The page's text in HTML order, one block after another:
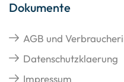
Dokumente
AGB und
Datenschutzklaerung
Impressum